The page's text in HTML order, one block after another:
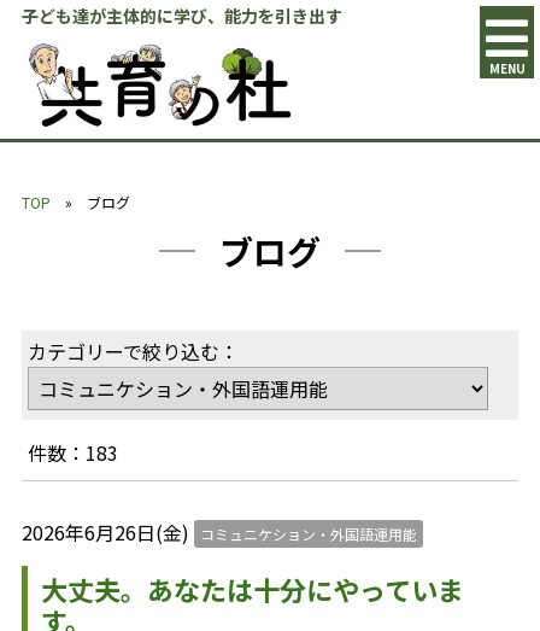
子ども達が主体的に学び、能力を引き出す
MENU
TOP » ブログ
ブログ
カテゴリーで絞り込む：
件数：183
2026年6月26日(金) コミュニケション・外国語運用能
大丈夫。あなたは十分にやっていま
す。